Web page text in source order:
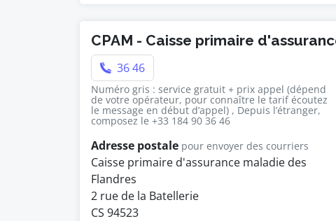
CPAM - Caisse primaire
36 46
Numéro gris : service gratuit + prix appel (dépend
de votre opérateur, pour connaître le tarif écoutez
le message en début d’appel) , Depuis l’étranger,
composez le +33 184 90 36 46
Adresse postale pour envoyer des courriers
Caisse primaire d'assurance maladie des
Flandres
2 rue de la Batellerie
CS 94523